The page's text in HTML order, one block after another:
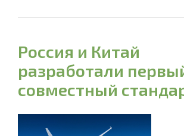
Россия и Китай
разработали
совместный